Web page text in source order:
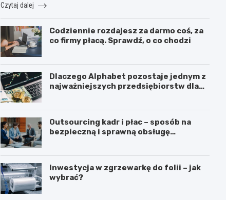
Czytaj dalej
Codziennie rozdajesz za darmo coś, za
co firmy płacą. Sprawdź, o co chodzi
Dlaczego Alphabet pozostaje jednym z
najważniejszych przedsiębiorstw dla
Outsourcing kadr i płac – sposób na
bezpieczną i sprawną obsługę
Inwestycja w zgrzewarkę do folii – jak
wybrać?